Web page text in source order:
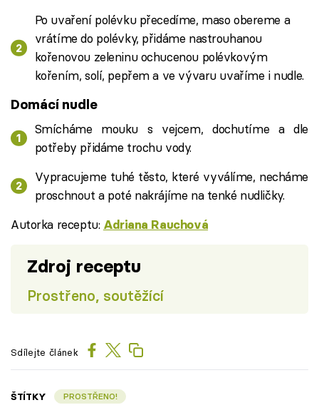
Po uvaření polévku přecedíme, maso obereme a
vrátíme do polévky, přidáme nastrouhanou
kořenovou zeleninu ochucenou polévkovým
kořením, solí, pepřem a ve vývaru uvaříme i nudle.
Domácí nudle
Smícháme mouku s vejcem, dochutíme a dle
potřeby přidáme trochu vody.
Vypracujeme tuhé těsto, které vyválíme, necháme
proschnout a poté nakrájíme na tenké nudličky.
Autorka receptu: Adriana Rauchová
Zdroj receptu
Prostřeno, soutěžící
Sdílejte článek
ŠTÍTKY PROSTŘENO!